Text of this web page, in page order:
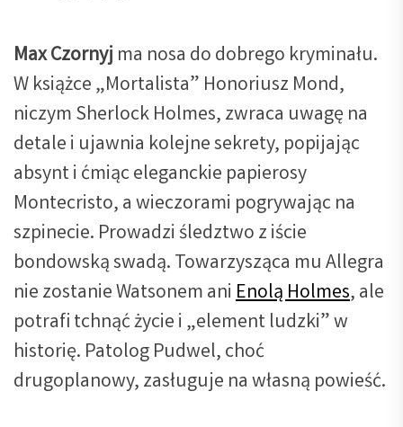
Max Czornyj ma nosa do dobrego kryminału.
W książce „Mortalista” Honoriusz Mond,
niczym Sherlock Holmes, zwraca uwagę na
detale i ujawnia kolejne sekrety, popijając
absynt i ćmiąc eleganckie papierosy
Montecristo, a wieczorami pogrywając na
szpinecie. Prowadzi śledztwo z iście
bondowską swadą. Towarzysząca mu Allegra
nie zostanie Watsonem aniEnolą Holmes, ale
potrafi tchnąć życie i „element ludzki” w
historię. Patolog Pudwel, choć
drugoplanowy, zasługuje na własną powieść.